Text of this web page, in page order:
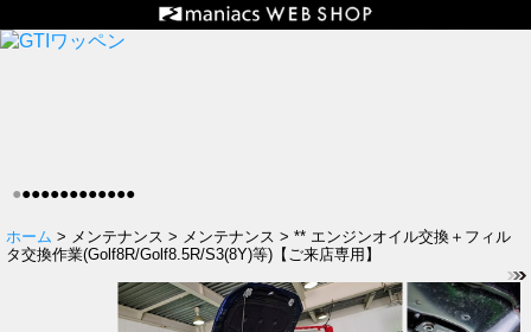
●●●●●●●●●●●●●
ホーム > メンテナンス > メンテナンス > ** エンジンオイル交換＋フィル
タ交換作業(Golf8R/Golf8.5R/S3(8Y)等)【ご来店専用】